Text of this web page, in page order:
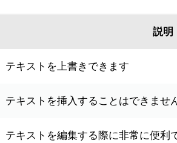
説明
テキストを上書きできます
テキストを挿入することはできませ
テキストを編集する際に非常に便利